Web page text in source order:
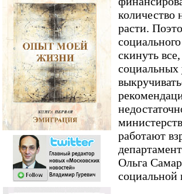
количество
расти.
скинуть
социальных
работают
Ольга
социальной